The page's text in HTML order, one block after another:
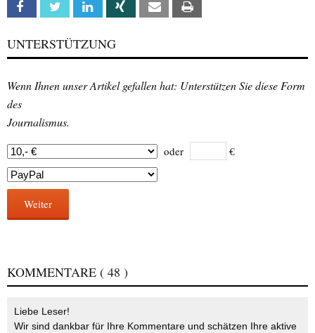
Facebook Twitter Linkedin Xing Email
UNTERSTÜTZUNG
Wenn Ihnen unser Artikel gefallen hat: Unterstützen Sie diese Form
des
Journalismus.
oder €
Weiter
KOMMENTARE ( 48 )
Liebe Leser!
Wir sind dankbar für Ihre Kommentare und schätzen Ihre aktive